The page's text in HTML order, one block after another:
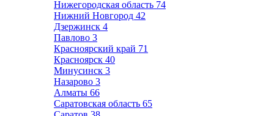
Нижегородская область 74
Нижний Новгород 42
Дзержинск 4
Павлово 3
Красноярский край 71
Красноярск 40
Минусинск 3
Назарово 3
Алматы 66
Саратовская область 65